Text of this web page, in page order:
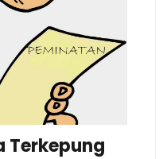
Terkepung